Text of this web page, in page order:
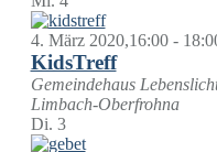
4. März 2020,16:00-
KidsTreff
Gemeindehaus
Limbach-Oberfrohna
Di. 3